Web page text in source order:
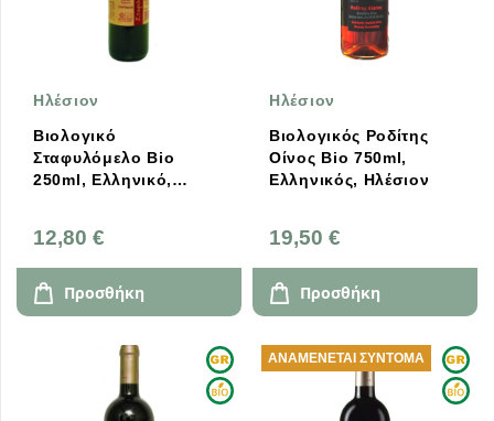
Ηλέσιον
Βιολογικό
Σταφυλόμελο Bio
250ml, Ελληνικό,
12,80 €
Προσθήκη
Ηλέσιον
Βιολογικός Ροδίτης
Οίνος Bio 750ml,
Ελληνικός, Ηλέσιον
19,50 €
Προσθήκη
ΑΝΑΜΈΝΕΤΑΙ ΣΎΝΤΟΜΑ